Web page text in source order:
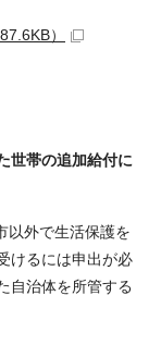
）
世帯の追加給付に
以外で生活保護を
けるには申出が必
自治体を所管する